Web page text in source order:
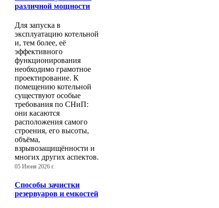
различной мощности
Для запуска в
эксплуатацию котельной
и, тем более, её
эффективного
функционирования
необходимо грамотное
проектирование. К
помещению котельной
существуют особые
требования по СНиП:
они касаются
расположения самого
строения, его высоты,
объёма,
взрывозащищённости и
многих других аспектов.
05 Июня 2026 г.
Способы зачистки
резервуаров и емкостей